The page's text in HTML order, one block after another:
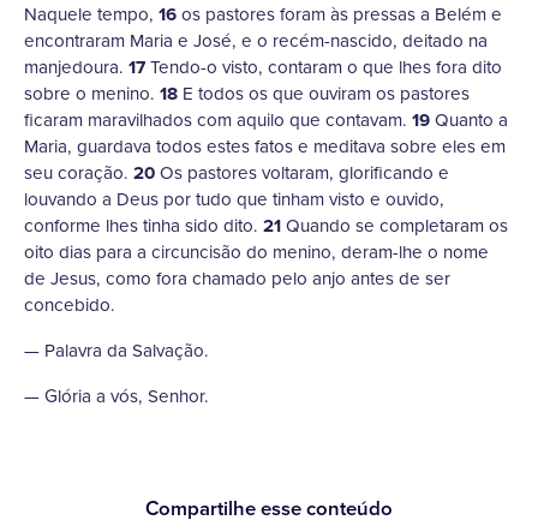
Naquele tempo, 16os pastores foram às pressas a Belém e
encontraram Maria e José, e o recém-nascido, deitado na
manjedoura. 17Tendo-o visto, contaram o que lhes fora dito
sobre o menino. 18 E todos os que ouviram os pastores
ficaram maravilhados com aquilo que contavam. 19Quanto a
Maria, guardava todos estes fatos e meditava sobre eles em
seu coração. 20Os pastores voltaram, glorificando e
louvando a Deus por tudo que tinham visto e ouvido,
conforme lhes tinha sido dito. 21Quando se completaram os
oito dias para a circuncisão do menino, deram-lhe o nome
de Jesus, como fora chamado pelo anjo antes de ser
concebido.
— Palavra da Salvação.
— Glória a vós, Senhor.
Compartilhe esse conteúdo